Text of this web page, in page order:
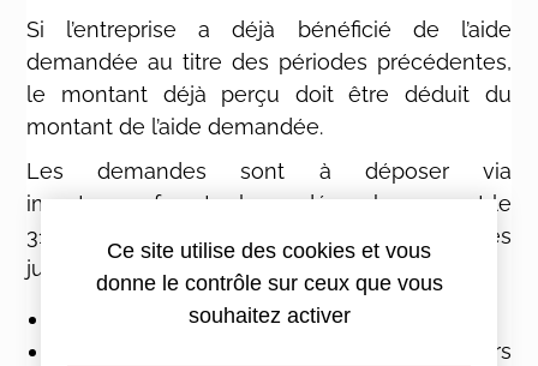
Si l’entreprise a déjà bénéficié de l’aide
demandée au titre des périodes précédentes,
le montant déjà perçu doit être déduit du
montant de l’aide demandée.
Les demandes sont à déposer via
impots.gouv.fr, entre le 1er décembre 2021 et le
31 janvier 2022 et sont accompagnées des
justificatifs suivants :
Une déclaration sur l’honneur
Une attestation d’un expert-comptable, tiers
Ce site utilise des cookies et vous
donne le contrôle sur ceux que vous
souhaitez activer